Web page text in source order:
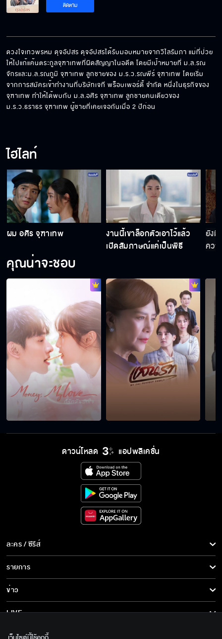
ติดตาม
ดวงใจเทวพรหม ดุจอัปสร ดุจอัปสรได้รับมอบหมายจากวิไลรัมภา แม่ที่ป่วย
ให้ไปแก้แค้นตระกูลจุฑาเทพที่ผิดสัญญาในอดีต โดยมีเป้าหมายที่ ม.ล.รณ
จักรและม.ล.รณภูมิ จุฑาเทพ ลูกชายของ ม.ร.ว.รณพีร์ จุฑาเทพ โดยเริ่ม
จากการสมัครเข้าทำงานที่บริษัทเจที พร็อบเพอร์ตี้ จำกัด หนึ่งในธุรกิจของ
จุฑาเทพ ทำให้ได้พบกับ ม.ล.อศิร จุฑาเทพ ลูกชายคนเดียวของ
ม.ร.ว.ธราธร จุฑาเทพ ผู้ชายที่เคยเจอกันเมื่อ 2 ปีก่อน
ไฮไลท์
ผม อศิร จุฑาเทพ
งานนี้เขาล็อกตัวเอาไว้แล้ว
เปิดสัมภาษณ์แค่เป็นพิธี
ยังมี
คว
คุณน่าจะชอบ
ดาวน์โหลด แอปพลิเคชั่น
ละคร / ซีรีส์
ละคร/ซีรีส์
ซีรีส์นานาชาติ
การ์ตูน & เกม
รายการ
รายการทั้งหมด
ข่าว
ข่าวทั้งหมด
LIVE
เกี่ยวกับเรา